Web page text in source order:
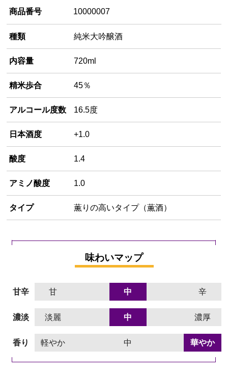
商品番号 10000007
種類 純米大吟醸酒
内容量 720ml
精米歩合 45％
アルコール度数 16.5度
日本酒度 +1.0
酸度 1.4
アミノ酸度 1.0
タイプ 薫りの高いタイプ（薫酒）
味わいマップ
甘辛 甘 中 辛
濃淡 淡麗 中 濃厚
香り 軽やか 中 華やか